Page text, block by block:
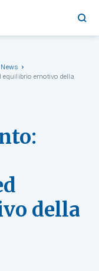
News
emotivo della
della